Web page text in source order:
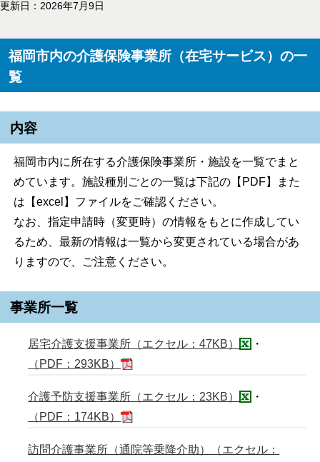
更新日：2026年7月9日
福岡市内の介護保険事業所（在宅サービス）の一
覧
内容
福岡市内に所在する介護保険事業所・施設を一覧でまと
めています。施設種別ごとの一覧は下記の【PDF】また
は【excel】ファイルをご確認ください。
なお、指定申請時（変更時）の情報をもとに作成してい
るため、最新の情報は一覧から変更されている場合があ
りますので、ご注意ください。
事業所一覧
居宅介護支援事業所（エクセル：47KB）
・
（PDF：293KB）
介護予防支援事業所（エクセル：23KB）
・
（PDF：174KB）
訪問介護事業所（通院等乗降介助）（エクセル：